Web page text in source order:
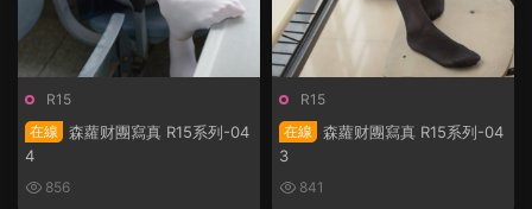
R15
在線
森蘿财團寫真 R15系列-04
4
856
R15
在線
森蘿财團寫真 R15系列-04
3
841